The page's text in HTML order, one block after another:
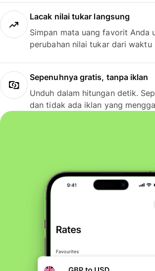
Lacak nilai tukar langsung
Simpan mata uang favorit Anda
perubahan nilai tukar dari waktu
Sepenuhnya gratis, tanpa iklan
Unduh dalam hitungan detik.
dan tidak ada iklan yang